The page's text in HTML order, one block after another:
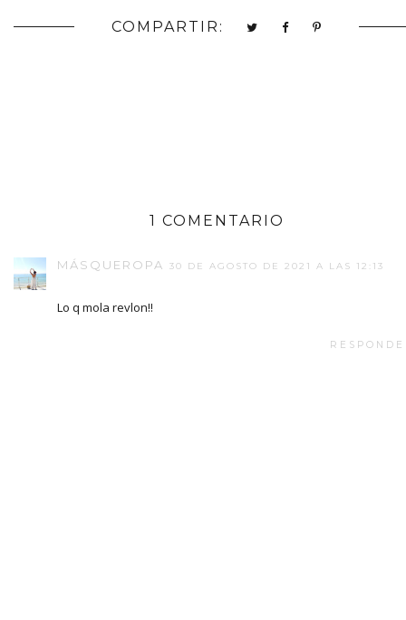
COMPARTIR:
1 COMENTARIO
MÁSQUEROPA 30 DE AGOSTO DE 2021 A LAS 12:13
Lo q mola revlon!!